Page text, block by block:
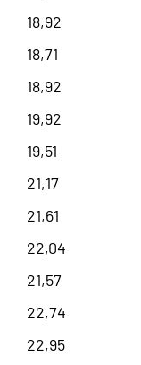
18,92
18,71
18,92
19,92
19,51
21,17
21,61
22,04
21,57
22,74
22,95